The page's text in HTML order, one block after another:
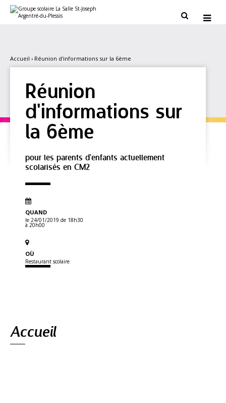
contenu.
personnels
 
Accueil › Réunion d'informations sur la 6ème
Réunion
d'informations sur
la 6ème
pour les parents d'enfants actuellement
scolarisés en CM2
QUAND
le 24/01/2019 de 18h30
à 20h00
OÙ
Restaurant scolaire
Accueil